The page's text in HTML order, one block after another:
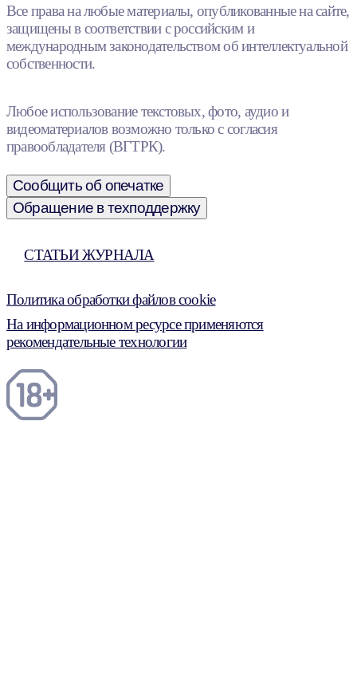
Все права на любые материалы, опубликованные на сайте,
защищены в соответствии с российским и
международным законодательством об интеллектуальной
собственности.
Любое использование текстовых, фото, аудио и
видеоматериалов возможно только с согласия
правообладателя (ВГТРК).
Сообщить об опечатке
Обращение в техподдержку
СТАТЬИ ЖУРНАЛА
Политика обработки файлов cookie
На информационном ресурсе применяются
рекомендательные технологии